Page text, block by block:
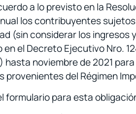
a lo previsto en la
los contribuyentes
(sin considerar los
el Decreto Ejecutivo Nro.
hasta noviembre de 2021
provenientes del Régimen
formulario para esta